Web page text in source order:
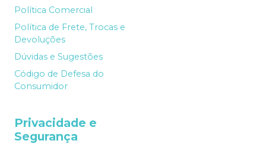
Política Comercial
Política de Frete, Trocas e
Devoluções
Dúvidas e Sugestões
Código de Defesa do
Consumidor
Privacidade e
Segurança